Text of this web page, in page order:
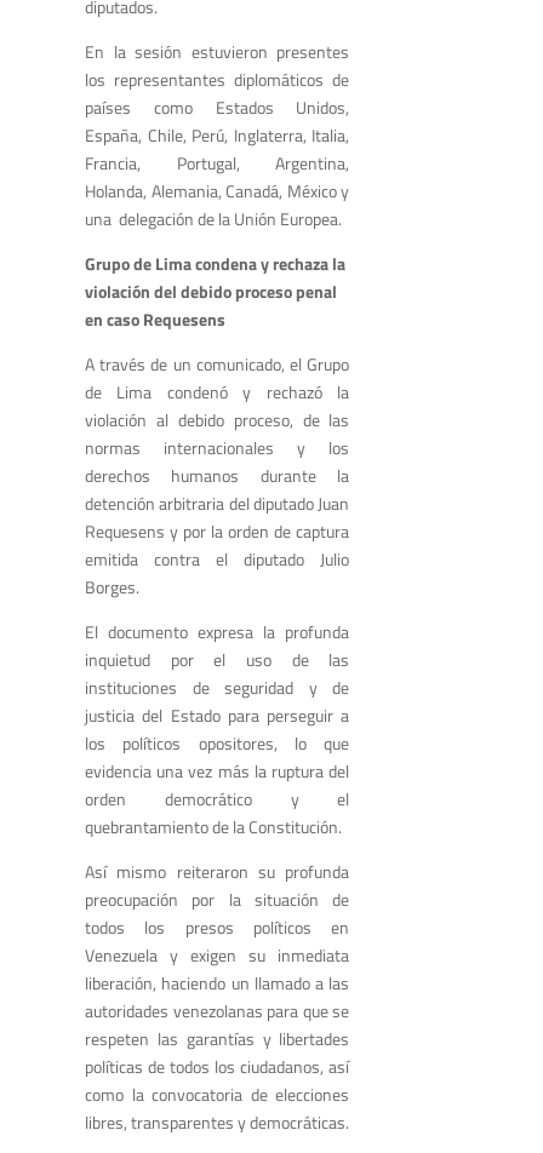
diputados.
En la sesión estuvieron presentes
los representantes diplomáticos de
países como Estados Unidos,
España, Chile, Perú, Inglaterra, Italia,
Francia, Portugal, Argentina,
Holanda, Alemania, Canadá, México y
una delegación de la Unión Europea.
Grupo de Lima condena y rechaza la
violación del debido proceso penal
en caso Requesens
A través de un comunicado, el Grupo
de Lima condenó y rechazó la
violación al debido proceso, de las
normas internacionales y los
derechos humanos durante la
detención arbitraria del diputado Juan
Requesens y por la orden de captura
emitida contra el diputado Julio
Borges.
El documento expresa la profunda
inquietud por el uso de las
instituciones de seguridad y de
justicia del Estado para perseguir a
los políticos opositores, lo que
evidencia una vez más la ruptura del
orden democrático y el
quebrantamiento de la Constitución.
Así mismo reiteraron su profunda
preocupación por la situación de
todos los presos políticos en
Venezuela y exigen su inmediata
liberación, haciendo un llamado a las
autoridades venezolanas para que se
respeten las garantías y libertades
políticas de todos los ciudadanos, así
como la convocatoria de elecciones
libres, transparentes y democráticas.